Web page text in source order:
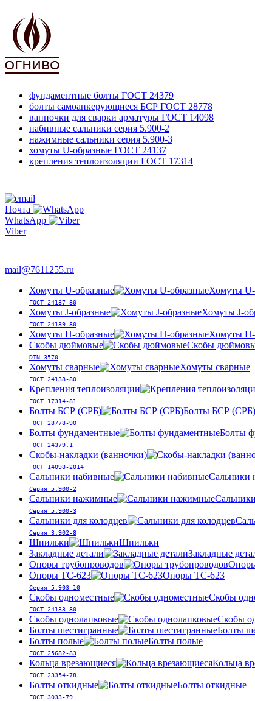
фундаментные болты ГОСТ 24379
болты самоанкерующиеся БСР ГОСТ 28778
ванночки для сварки арматуры ГОСТ 14098
набивные сальники серия 5.900-2
нажимные сальники серия 5.900-3
хомуты U-образные ГОСТ 24137
крепления теплоизоляции ГОСТ 17314
Почта
WhatsApp
Viber
mail@7611255.ru
Хомуты U-образные
Хомуты
ГОСТ 24137-80
Хомуты J-образные Хомуты J-
ГОСТ 24139-80
Хомуты П-образные
Хомуты П-
Скобы дюймовые
Скобы
DIN 3570
Хомуты сварные Хомуты сварные
ГОСТ 24138-80
Крепления теплоизоляции
ГОСТ 17314-81
Болты БСР (СРБ) Болты БСР (СРБ)
ГОСТ 28778-90
Болты фундаментные Болты
ГОСТ 24379.1
Скобы-накладки (ванночки)
ГОСТ 14098-2014
Сальники набивные Сальники
Серия 5.900-2
Сальники нажимные
Серия 5.900-3
Сальники для колодцев
Серия 3.902-8
Шпильки
Шпильки
Закладные детали
Закладные
Опоры трубопроводов
Опоры ТС-623
Опоры ТС-623
Серия 5.903-10
Скобы одноместные Скобы
ГОСТ 24133-80
Скобы однолапковые
Скобы
Болты шестигранные
Болты
Болты полые
Болты полые
ГОСТ 25682-83
Кольца врезающиеся Кольца
ГОСТ 23354-78
Болты откидные Болты откидные
ГОСТ 3033-79